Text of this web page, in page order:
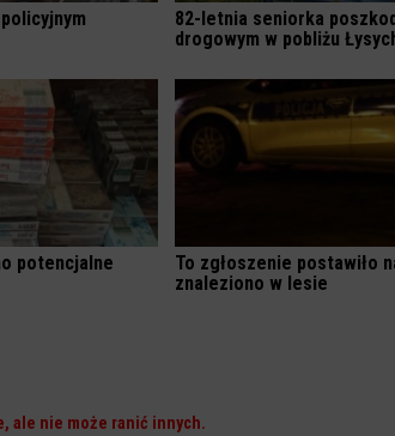
82-letnia seniorka
drogowym w pobliżu
potencjalne
To zgłoszenie postawiło
znaleziono w lesie
ale nie może ranić innych.